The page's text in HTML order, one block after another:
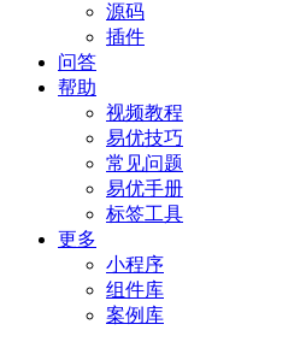
源码
插件
问答
帮助
视频教程
易优技巧
常见问题
易优手册
标签工具
更多
小程序
组件库
案例库